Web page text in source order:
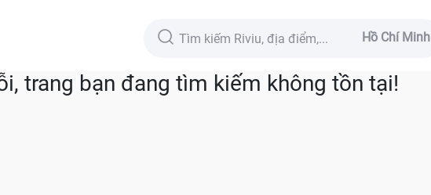
Hồ Chí Minh
trang bạn đang tìm kiếm không tồn tại!